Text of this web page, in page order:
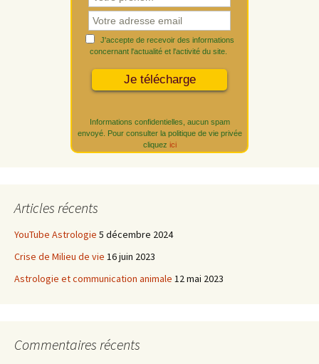
J'accepte de recevoir des informations
concernant l'actualité et l'activité du site.
Informations confidentielles, aucun spam
envoyé. Pour consulter la politique de vie privée
cliquez ici
Articles récents
YouTube Astrologie 5 décembre 2024
Crise de Milieu de vie 16 juin 2023
Astrologie et communication animale 12 mai 2023
Commentaires récents